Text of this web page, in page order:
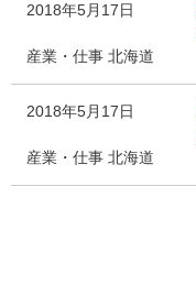
2018年5月17日
産業・仕事 北海道
2018年5月17日
産業・仕事 北海道